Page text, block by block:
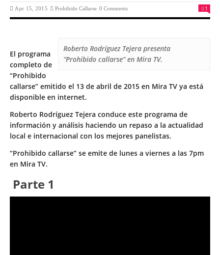
Apr 15, 2015 Prohibido Callarse 0 Comments 1
Roberto Rodríguez Tejera presenta
“Prohibido callarse” en Mira TV.
El programa
completo de
“Prohibido
callarse” emitido el 13 de abril de 2015 en Mira TV ya está
disponible en internet.
Roberto Rodríguez Tejera conduce este programa de
información y análisis haciendo un repaso a la actualidad
local e internacional con los mejores panelistas.
“Prohibido callarse” se emite de lunes a viernes a las 7pm
en Mira TV.
Parte 1